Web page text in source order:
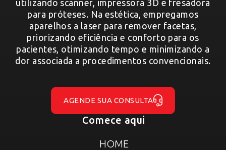
utilizando scanner, impressora 3D e fresadora
para próteses. Na estética, empregamos
aparelhos a laser para remover facetas,
priorizando eficiência e conforto para os
pacientes, otimizando tempo e minimizando a
dor associada a procedimentos convencionais.
AGENDE SUA CONSULTA
Comece aqui
HOME